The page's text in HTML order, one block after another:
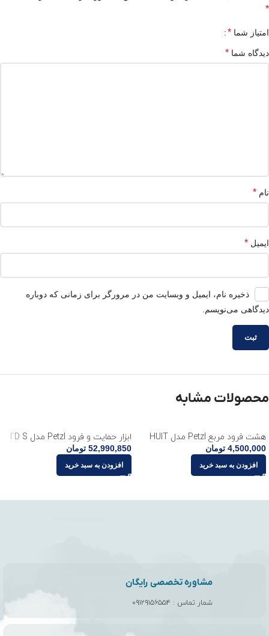
*
امتیاز شما *
دیدگاه شما *
نام *
ایمیل *
ذخیره نام، ایمیل و وبسایت من در مرورگر برای زمانی که دوباره
دیدگاهی می‌نویسم.
محصولات مشابه
هشت فرود مربع Petzl مدل HUIT
4,500,000 تومان
افزودن به سبد خرید
ابزار حمایت و فرود Petzl مدل I`D S
52,990,850 تومان
افزودن به سبد خرید
مشاوره تخصصی رایگان
شمار تماس : ۰۹۱۲۹۱۵۶۵۵۴